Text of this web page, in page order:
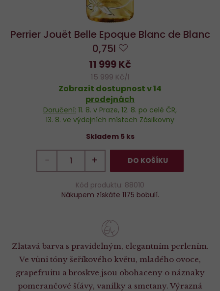
Perrier Jouët Belle Epoque Blanc de Blanc
0,75l
oblíbených
Zlatavá barva s pravidel­ným, elegantním perlením.
Ve vůni tóny šeříkového květu, mladého ovoce,
grapefruitu a broskve jsou obohaceny o náznaky
pomerančové šťávy, vanilky a smetany. Výrazná
11 999 Kč
15 999 Kč/l
Zobrazit dostupnost v14
prodejnách
Doručení: 11. 8. v Praze, 12. 8. po celé ČR,
13. 8. ve výdejních místech Zásilkovny
Skladem 5 ks
− + DO KOŠÍKU
Kód produktu: 88010
Nákupem získáte 1175 bobulí.